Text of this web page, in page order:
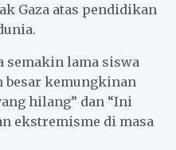
Gaza atas pendidikan
semakin lama siswa
besar kemungkinan
hilang” dan “Ini
ekstremisme di masa